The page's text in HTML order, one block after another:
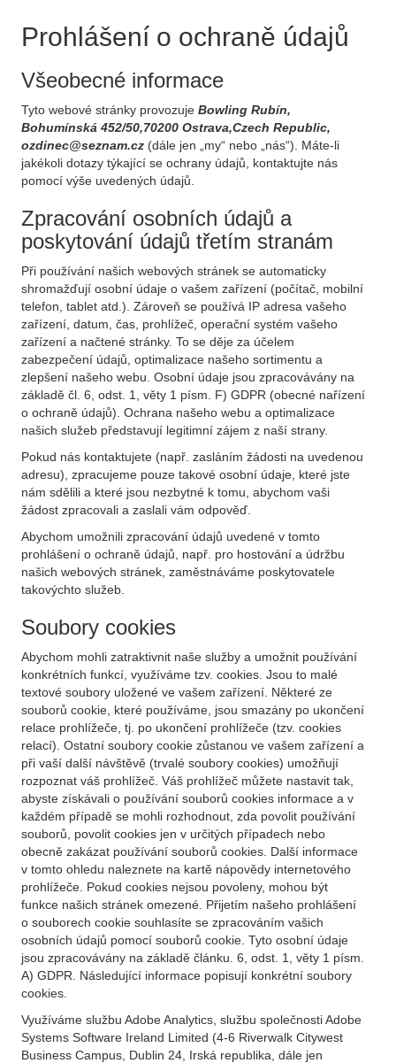
Prohlášení o ochraně údajů
Všeobecné informace
Tyto webové stránky provozuje Bowling Rubín,
Bohumínská 452/50,70200 Ostrava,Czech Republic,
ozdinec@seznam.cz (dále jen „my“ nebo „nás“). Máte-li
jakékoli dotazy týkající se ochrany údajů, kontaktujte nás
pomocí výše uvedených údajů.
Zpracování osobních údajů a
poskytování údajů třetím stranám
Při používání našich webových stránek se automaticky
shromažďují osobní údaje o vašem zařízení (počítač, mobilní
telefon, tablet atd.). Zároveň se používá IP adresa vašeho
zařízení, datum, čas, prohlížeč, operační systém vašeho
zařízení a načtené stránky. To se děje za účelem
zabezpečení údajů, optimalizace našeho sortimentu a
zlepšení našeho webu. Osobní údaje jsou zpracovávány na
základě čl. 6, odst. 1, věty 1 písm. F) GDPR (obecné nařízení
o ochraně údajů). Ochrana našeho webu a optimalizace
našich služeb představují legitimní zájem z naší strany.
Pokud nás kontaktujete (např. zasláním žádosti na uvedenou
adresu), zpracujeme pouze takové osobní údaje, které jste
nám sdělili a které jsou nezbytné k tomu, abychom vaši
žádost zpracovali a zaslali vám odpověď.
Abychom umožnili zpracování údajů uvedené v tomto
prohlášení o ochraně údajů, např. pro hostování a údržbu
našich webových stránek, zaměstnáváme poskytovatele
takovýchto služeb.
Soubory cookies
Abychom mohli zatraktivnit naše služby a umožnit používání
konkrétních funkcí, využíváme tzv. cookies. Jsou to malé
textové soubory uložené ve vašem zařízení. Některé ze
souborů cookie, které používáme, jsou smazány po ukončení
relace prohlížeče, tj. po ukončení prohlížeče (tzv. cookies
relací). Ostatní soubory cookie zůstanou ve vašem zařízení a
při vaší další návštěvě (trvalé soubory cookies) umožňují
rozpoznat váš prohlížeč. Váš prohlížeč můžete nastavit tak,
abyste získávali o používání souborů cookies informace a v
každém případě se mohli rozhodnout, zda povolit používání
souborů, povolit cookies jen v určitých případech nebo
obecně zakázat používání souborů cookies. Další informace
v tomto ohledu naleznete na kartě nápovědy internetového
prohlížeče. Pokud cookies nejsou povoleny, mohou být
funkce našich stránek omezené. Přijetím našeho prohlášení
o souborech cookie souhlasíte se zpracováním vašich
osobních údajů pomocí souborů cookie. Tyto osobní údaje
jsou zpracovávány na základě článku. 6, odst. 1, věty 1 písm.
A) GDPR. Následující informace popisují konkrétní soubory
cookies.
Využíváme službu Adobe Analytics, službu společnosti Adobe
Systems Software Ireland Limited (4-6 Riverwalk Citywest
Business Campus, Dublin 24, Irská republika, dále jen